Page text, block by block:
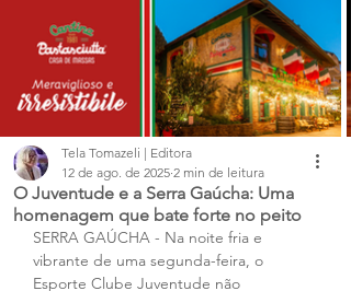
O Juventude e a Serra Gaúcha: Uma
homenagem que bate forte no peito
Tela Tomazeli | Editora
12 de ago. de 2025 2 min de leitura
SERRA GAÚCHA - Na noite fria e
vibrante de uma segunda-feira, o
Esporte Clube Juventude não